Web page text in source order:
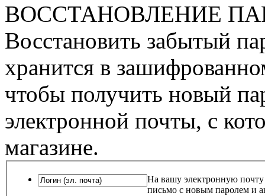
ВОССТАНОВЛЕНИЕ
Восстановить забытый
хранится в
чтобы получить новый
электронной почты, с
магазине.
На вашу электронную почту
письмо с новым паролем и